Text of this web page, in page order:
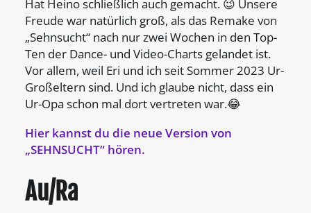
Hat Heino schließlich auch gemacht. 😉 Unsere
Freude war natürlich groß, als das Remake von
„Sehnsucht“ nach nur zwei Wochen in den Top-
Ten der Dance- und Video-Charts gelandet ist.
Vor allem, weil Eri und ich seit Sommer 2023 Ur-
Großeltern sind. Und ich glaube nicht, dass ein
Ur-Opa schon mal dort vertreten war.😂
Hier kannst du die neue Version von
„SEHNSUCHT“ hören.
Au/Ra